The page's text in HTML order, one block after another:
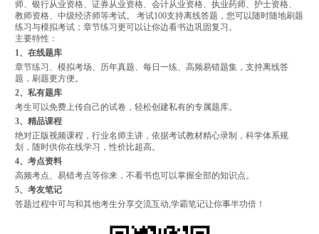
师、银行从业资格、证券从业资格、会计从业资格、执业药师、护士资格、
教师资格、中级经济师等考试。 考试100支持离线答题，您可以随时随地刷题
练习与模拟考试；章节练习更可以让你边看书边巩固复习。
主要特性：
1、在线题库
章节练习、模拟考场、历年真题、每日一练、高频易错题集，支持离线答
题，刷题更方便。
2、私有题库
考生可以免费上传自己的试卷，轻松创建私有的专属题库。
3、精品课程
绝对正版视频课程，行业名师主讲，依据考试教材精心录制，科学体系规
划，随时供你在线学习，性价比超高。
4、考点资料
高频考点、易错考点等你来，不看书也可以掌握全部的知识点。
5、考友笔记
答题过程中可与和其他考生分享交流互动,学霸笔记让你事半功倍！